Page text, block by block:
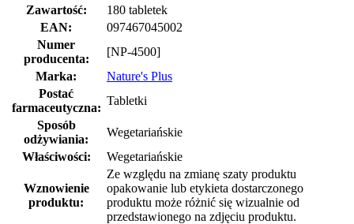
Zawartość:
180 tabletek
EAN:
097467045002
Numer
producenta:
[NP-4500]
Marka:
Nature's Plus
Postać
farmaceutyczna:
Tabletki
Sposób
odżywiania:
Wegetariańskie
Właściwości:
Wegetariańskie
Wznowienie
produktu:
Ze względu na zmianę szaty produktu
opakowanie lub etykieta dostarczonego
produktu może różnić się wizualnie od
przedstawionego na zdjęciu produktu.